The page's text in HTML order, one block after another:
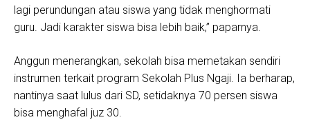
lagi perundungan atau siswa yang tidak menghormati
guru. Jadi karakter siswa bisa lebih baik,” paparnya.
Anggun menerangkan, sekolah bisa memetakan sendiri
instrumen terkait program Sekolah Plus Ngaji. Ia berharap,
nantinya saat lulus dari SD, setidaknya 70 persen siswa
bisa menghafal juz 30.